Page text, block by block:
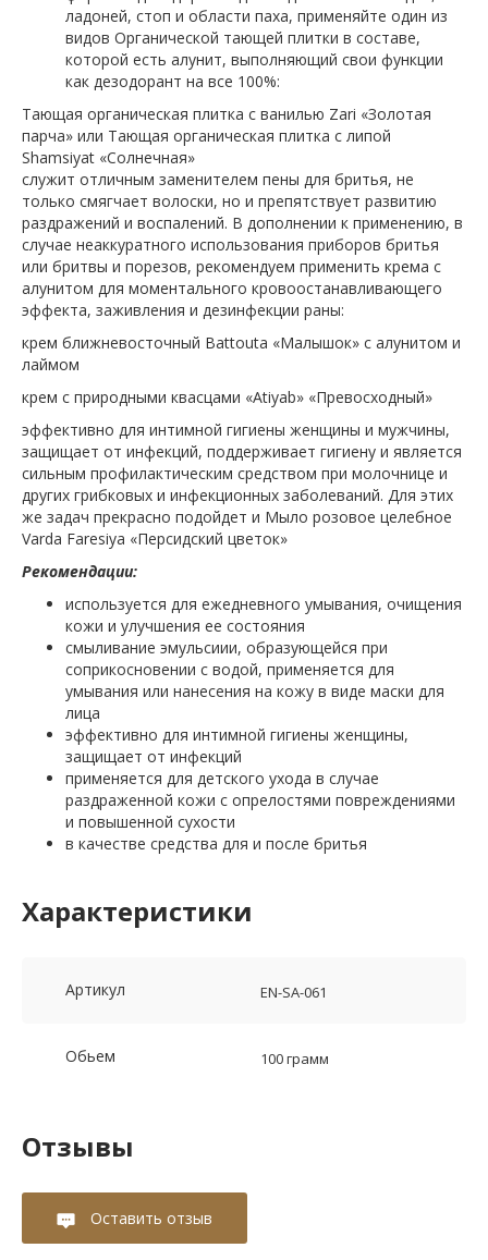
ладоней, стоп и области паха, применяйте один из
видов Органической тающей плитки в составе,
которой есть алунит, выполняющий свои функции
как дезодорант на все 100%:
Тающая органическая плитка с ванилью Zari «Золотая
парча» или Тающая органическая плитка с липой
Shamsiyat «Солнечная»
служит отличным заменителем пены для бритья, не
только смягчает волоски, но и препятствует развитию
раздражений и воспалений. В дополнении к применению, в
случае неаккуратного использования приборов бритья
или бритвы и порезов, рекомендуем применить крема с
алунитом для моментального кровоостанавливающего
эффекта, заживления и дезинфекции раны:
крем ближневосточный Battouta «Малышок» с алунитом и
лаймом
крем с природными квасцами «Atiyab» «Превосходный»
эффективно для интимной гигиены женщины и мужчины,
защищает от инфекций, поддерживает гигиену и является
сильным профилактическим средством при молочнице и
других грибковых и инфекционных заболеваний. Для этих
же задач прекрасно подойдет и Мыло розовое целебное
Varda Faresiya «Персидский цветок»
Рекомендации:
используется для ежедневного умывания, очищения
кожи и улучшения ее состояния
смыливание эмульсиии, образующейся при
соприкосновении с водой, применяется для
умывания или нанесения на кожу в виде маски для
лица
эффективно для интимной гигиены женщины,
защищает от инфекций
применяется для детского ухода в случае
раздраженной кожи с опрелостями повреждениями
и повышенной сухости
в качестве средства для и после бритья
Характеристики
Артикул EN-SA-061
Обьем 100 грамм
Отзывы
Оставить отзыв